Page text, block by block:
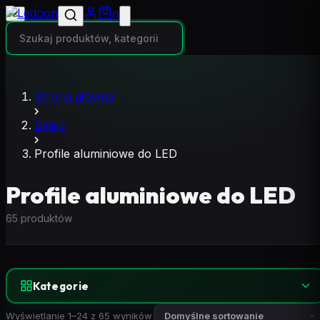
0
✕
Strona główna
Sklep
Profile aluminiowe do LED
Profile aluminiowe do LED
65 produktów
Kategorie
Wyświetlanie 1–24 z 65 wyników